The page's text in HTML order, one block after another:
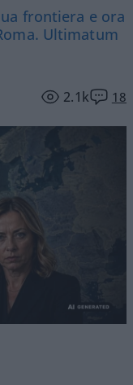
frontiera e ora
Ultimatum
2.1k 18